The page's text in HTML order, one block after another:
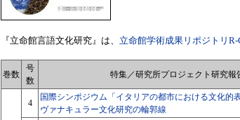
『立命館言語文化研究』は、 立命館学術成果リポジトリR-
巻数
号
数
特集／研究所プロジェクト研究報
4
国際シンポジウム「イタリアの都市における文化的表
ヴァナキュラー文化研究の輪郭線